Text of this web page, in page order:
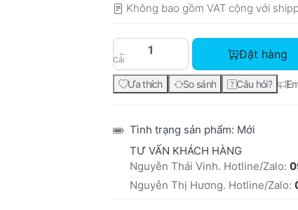
Không bao gồm VAT cộng với
Cái
Mực in Brother TN-
Đặt hàng
Ưa thích So sánh Câu hỏi?
Tình trạng sản phẩm: Mới
TƯ VẤN KHÁCH HÀNG
Nguyễn Thái Vinh. Hotline/Zalo:
Nguyễn Thị Hương. Hotline/Zalo: